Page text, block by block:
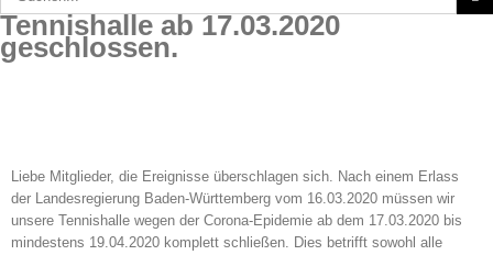
nach:
Tennishalle ab 17.03.2020
geschlossen.
Liebe Mitglieder, die Ereignisse überschlagen sich. Nach einem Erlass
der Landesregierung Baden-Württemberg vom 16.03.2020 müssen wir
unsere Tennishalle wegen der Corona-Epidemie ab dem 17.03.2020 bis
mindestens 19.04.2020 komplett schließen. Dies betrifft sowohl alle